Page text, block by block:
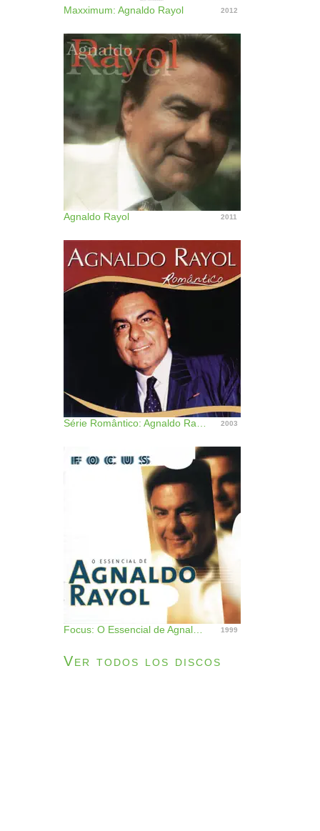
Maxximum: Agnaldo Rayol 2012
Agnaldo Rayol 2011
Série Romântico: Agnaldo Rayol 2003
Focus: O Essencial de Agnaldo Rayol 1999
Ver todos los discos